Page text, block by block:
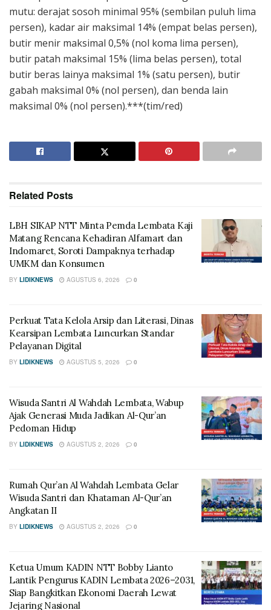
mutu: derajat sosoh minimal 95% (sembilan puluh lima
persen), kadar air maksimal 14% (empat belas persen),
butir menir maksimal 0,5% (nol koma lima persen),
butir patah maksimal 15% (lima belas persen), total
butir beras lainya maksimal 1% (satu persen), butir
gabah maksimal 0% (nol persen), dan benda lain
maksimal 0% (nol persen).***(tim/red)
Related Posts
LBH SIKAP NTT Minta Pemda Lembata Kaji
Matang Rencana Kehadiran Alfamart dan
Indomaret, Soroti Dampaknya terhadap
UMKM dan Konsumen
BY LIDIKNEWS AGUSTUS 6, 2026 0
Perkuat Tata Kelola Arsip dan Literasi, Dinas
Kearsipan Lembata Luncurkan Standar
Pelayanan Digital
BY LIDIKNEWS AGUSTUS 5, 2026 0
Wisuda Santri Al Wahdah Lembata, Wabup
Ajak Generasi Muda Jadikan Al-Qur’an
Pedoman Hidup
BY LIDIKNEWS AGUSTUS 2, 2026 0
Rumah Qur’an Al Wahdah Lembata Gelar
Wisuda Santri dan Khataman Al-Qur’an
Angkatan II
BY LIDIKNEWS AGUSTUS 2, 2026 0
Ketua Umum KADIN NTT Bobby Lianto
Lantik Pengurus KADIN Lembata 2026–2031,
Siap Bangkitkan Ekonomi Daerah Lewat
Jejaring Nasional